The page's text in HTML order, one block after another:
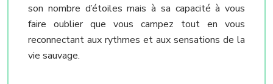
son nombre d’étoiles mais à sa capacité à vous
faire oublier que vous campez tout en vous
reconnectant aux rythmes et aux sensations de la
vie sauvage.